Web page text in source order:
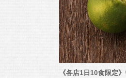
《各店1日10食限定